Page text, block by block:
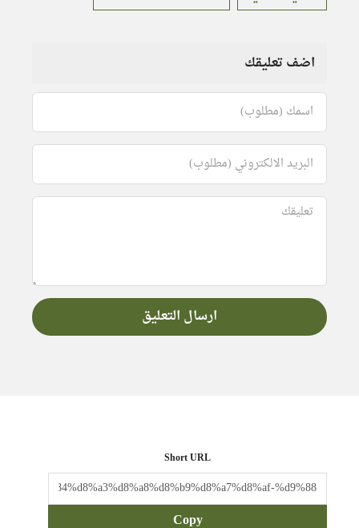
اضف تعليقك
Short URL
Copy